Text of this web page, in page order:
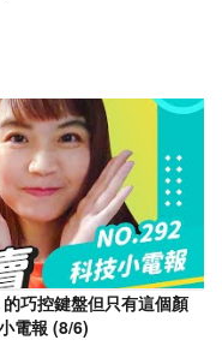
巧控鍵盤但只有這個顏
電報 (8/6)